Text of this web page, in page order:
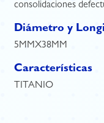
consolidaciones
Diámetro y
5MMX38MM
Características
TITANIO